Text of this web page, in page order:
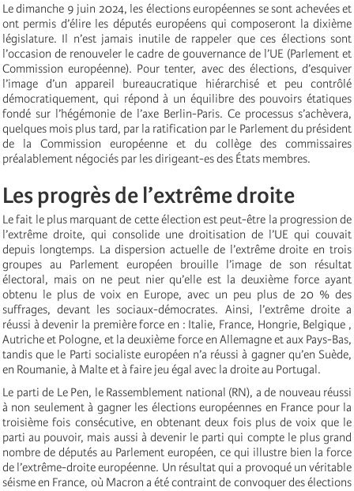
Le dimanche 9 juin 2024, les élections européennes se sont achevées et
ont permis d’élire les députés européens qui composeront la dixième
législature. Il n’est jamais inutile de rappeler que ces élections sont
l’occasion de renouveler le cadre de gouvernance de l’UE (Parlement et
Commission européenne). Pour tenter, avec des élections, d’esquiver
l’image d’un appareil bureaucratique hiérarchisé et peu contrôlé
démocratiquement, qui répond à un équilibre des pouvoirs étatiques
fondé sur l’hégémonie de l’axe Berlin-Paris. Ce processus s’achèvera,
quelques mois plus tard, par la ratification par le Parlement du président
de la Commission européenne et du collège des commissaires
préalablement négociés par les dirigeant-es des États membres.
Les progrès de l’extrême droite
Le fait le plus marquant de cette élection est peut-être la progression de
l’extrême droite, qui consolide une droitisation de l’UE qui couvait
depuis longtemps. La dispersion actuelle de l’extrême droite en trois
groupes au Parlement européen brouille l’image de son résultat
électoral, mais on ne peut nier qu’elle est la deuxième force ayant
obtenu le plus de voix en Europe, avec un peu plus de 20 % des
suffrages, devant les sociaux-démocrates. Ainsi, l’extrême droite a
réussi à devenir la première force en : Italie, France, Hongrie, Belgique ,
Autriche et Pologne, et la deuxième force en Allemagne et aux Pays-Bas,
tandis que le Parti socialiste européen n’a réussi à gagner qu’en Suède,
en Roumanie, à Malte et à faire jeu égal avec la droite au Portugal.
Le parti de Le Pen, le Rassemblement national (RN), a de nouveau réussi
à non seulement à gagner les élections européennes en France pour la
troisième fois consécutive, en obtenant deux fois plus de voix que le
parti au pouvoir, mais aussi à devenir le parti qui compte le plus grand
nombre de députés au Parlement européen, ce qui illustre bien la force
de l’extrême-droite européenne. Un résultat qui a provoqué un véritable
séisme en France, où Macron a été contraint de convoquer des élections